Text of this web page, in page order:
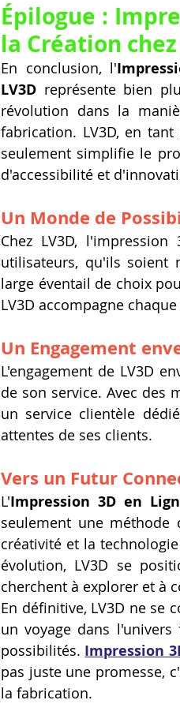
Épilogue :
la Création chez
En conclusion, l'
LV3D représente bien
révolution dans la
fabrication. LV3D, en
seulement simplifie le
d'accessibilité et
Un Monde de
Chez LV3D,
utilisateurs, qu'ils soient
large éventail de choix
LV3D accompagne
Un Engagement
L'engagement de LV3D
de son service. Avec des
un service clientèle
attentes de ses clients.
Vers un Futur
L'Impression 3D en
seulement une
créativité et la
évolution, LV3D se
cherchent à explorer et à
En définitive, LV3D ne se
un voyage dans
possibilités. Impression
pas juste une promesse,
la fabrication.